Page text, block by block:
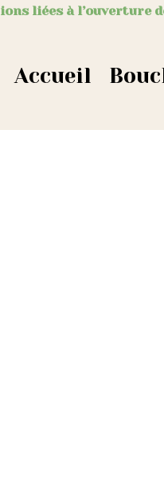
liées à l’ouverture
Accueil